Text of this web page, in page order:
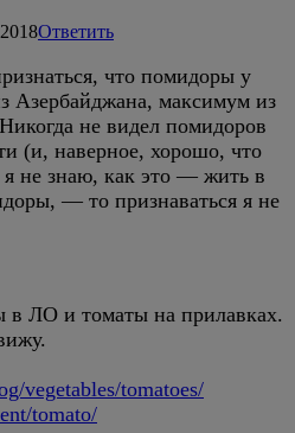
Ответить
что помидоры у
Азербайджана, максимум из
не видел помидоров
(и, наверное, хорошо, что
не знаю, как это — жить в
— то признаваться я не
в ЛО и томаты на прилавках.
vegetables/tomatoes/
tomato/